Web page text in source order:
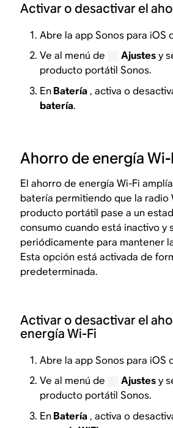
Activar o desactivar el
Abre la app Sonos para iOS
Ve al menú de
Ajustesy
producto portátil Sonos.
EnBatería , activa o
batería.
Ahorro de energía Wi-
El ahorro de energía Wi-Fi
batería permitiendo que la radio
producto portátil pase a un
consumo cuando está inactivo y
periódicamente para mantener
Esta opción está activada de
predeterminada.
Activar o desactivar el
energía Wi-Fi
Abre la app Sonos para iOS
Ve al menú de
Ajustesy
producto portátil Sonos.
EnBatería , activa o